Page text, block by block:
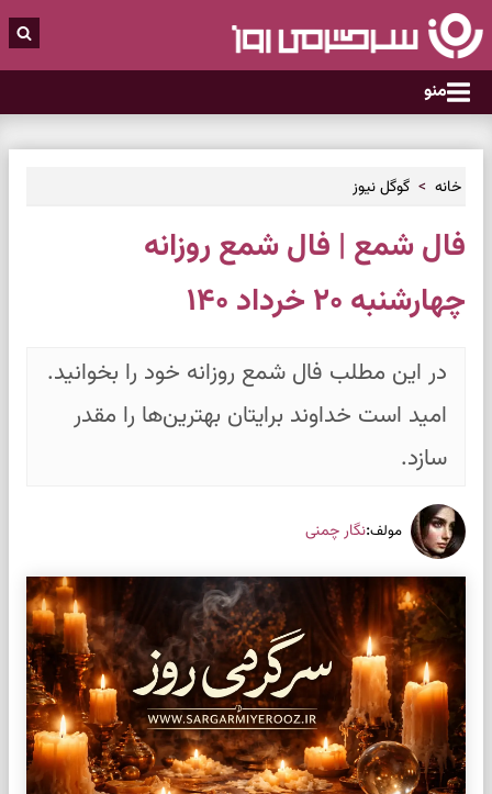
منو
خانه گوگل نیوز
فال شمع | فال شمع روزانه
چهارشنبه ۲۰ خرداد ۱۴۰
در این مطلب فال شمع روزانه خود را بخوانید.
امید است خداوند برایتان بهترین‌ها را مقدر
سازد.
مولف:نگار چمنی